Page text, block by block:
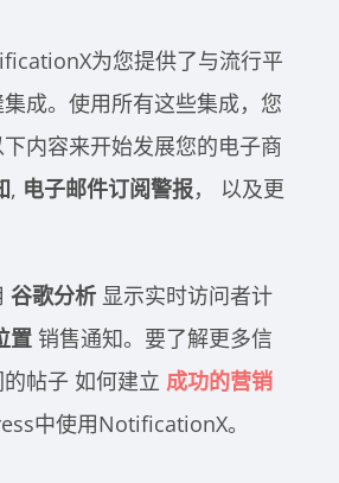
为您提供了与流行平
成。使用所有这些集成，您
内容来开始发展您的电子商
, 电子邮件订阅警报， 以及更
谷歌分析 显示实时访问者计
置 销售通知。要了解更多信
帖子 如何建立 成功的营销
中使用NotificationX。